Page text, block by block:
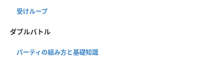
受けループ
ダブルバトル
パーティの組み方と基礎知識